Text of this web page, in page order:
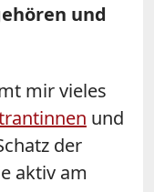
und
mir vieles
und
der
aktiv am